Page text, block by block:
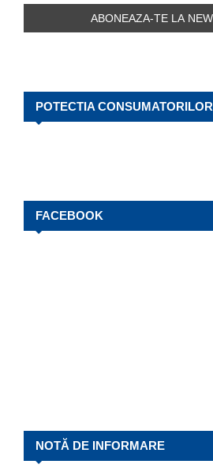
POTECTIA CONSUMATORILOR
FACEBOOK
NOTĂ DE INFORMARE